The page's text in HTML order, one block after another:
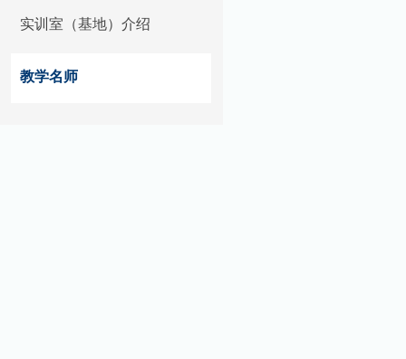
实训室（基地）介绍
教学名师